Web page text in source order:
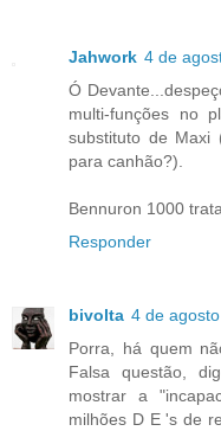
Jahwork 4 de
Ó
multi-funções no
substituto de
para canhão?).
Bennuron 1000
Responder
bivolta 4 de
Porra, há quem
Falsa questão,
mostrar a
milhões D E 's de